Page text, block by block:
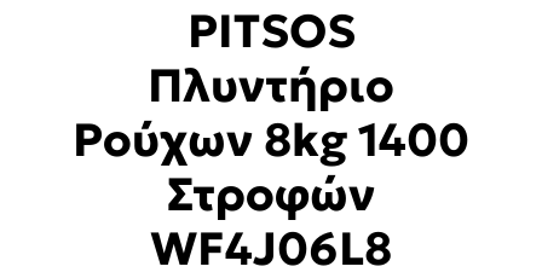
PITSOS
Πλυντήριο
Ρούχων 8kg 1400
Στροφών
WF4J06L8